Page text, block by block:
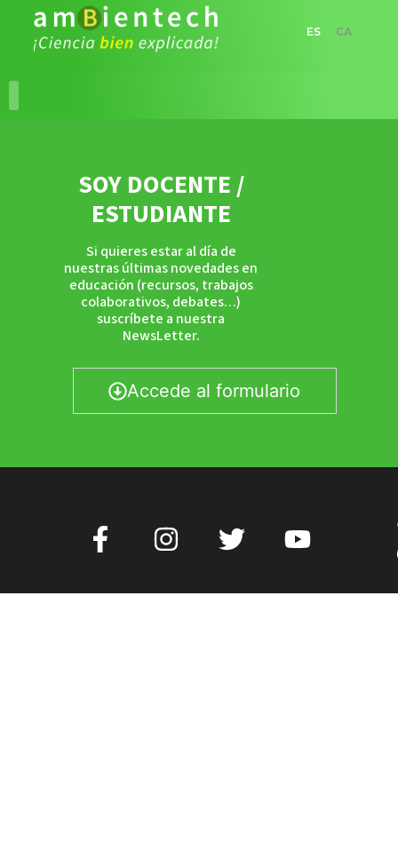
ES CA
SOY DOCENTE /
ESTUDIANTE
Si quieres estar al día de
nuestras últimas novedades en
educación (recursos, trabajos
colaborativos, debates…)
suscríbete a nuestra
NewsLetter.
Accede al formulario